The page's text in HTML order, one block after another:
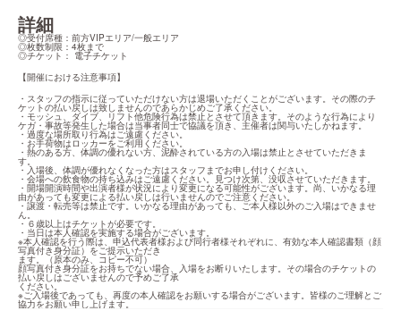
詳細
◎受付席種：前方VIPエリア/一般エリア
◎枚数制限：4枚まで
◎チケット： 電子チケット
【開催における注意事項】
・スタッフの指示に従っていただけない方は退場いただくことがございます。その際のチ
ケットの払い戻しは致しませんのであらかじめご了承ください。
・モッシュ、ダイブ、リフト他危険行為は禁止とさせて頂きます。そのような行為により
ケガ・事故等発生した場合は当事者同士で協議を頂き、主催者は関与いたしかねます。
・過度な場所取り行為はご遠慮ください。
・お手荷物はロッカーをご利用ください。
・熱のある方、体調の優れない方、泥酔されている方の入場は禁止とさせていただきま
す。
・入場後、体調が優れなくなった方はスタッフまでお申し付けください。
・会場への飲食物の持ち込みはご遠慮ください。見つけ次第、没収させていただきます。
・開場開演時間や出演者様が状況により変更になる可能性がございます。尚、いかなる理
由があっても変更による払い戻しは行いませんのでご注意ください。
・譲渡・転売等は禁⽌です。いかなる理由があっても、ご本⼈様以外のご⼊場はできませ
ん。
・６歳以上はチケットが必要です。
・当⽇は本⼈確認を実施する場合がございます。
※本⼈確認を⾏う際は、申込代表者様および同⾏者様それぞれに、有効な本⼈確認書類（顔
写真付き⾝分証）をご提⽰いただき
ます。（原本のみ、コピー不可）
顔写真付き⾝分証をお持ちでない場合、⼊場をお断りいたします。その場合のチケットの
払い戻しはございませんので予めご了承
ください。
※ご⼊場後であっても、再度の本⼈確認をお願いする場合がございます。皆様のご理解とご
協⼒をお願い申し上げます。